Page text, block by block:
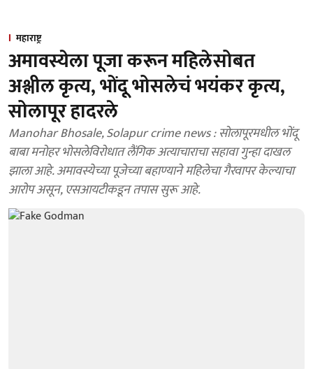
महाराष्ट्र
अमावस्येला पूजा करून महिलेसोबत
अश्लील कृत्य, भोंदू भोसलेचं भयंकर कृत्य,
सोलापूर हादरले
Manohar Bhosale, Solapur crime news : सोलापूरमधील भोंदू
बाबा मनोहर भोसलेविरोधात लैंगिक अत्याचाराचा सहावा गुन्हा दाखल
झाला आहे. अमावस्येच्या पूजेच्या बहाण्याने महिलेचा गैरवापर केल्याचा
आरोप असून, एसआयटीकडून तपास सुरू आहे.